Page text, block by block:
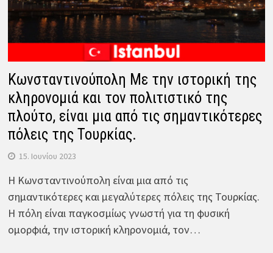
Κωνσταντινούπολη Με την ιστορική της
κληρονομιά και τον πολιτιστικό της
πλούτο, είναι μια από τις σημαντικότερες
πόλεις της Τουρκίας.
15. Ιουνίου 2023
Η Κωνσταντινούπολη είναι μια από τις
σημαντικότερες και μεγαλύτερες πόλεις της Τουρκίας.
Η πόλη είναι παγκοσμίως γνωστή για τη φυσική
ομορφιά, την ιστορική κληρονομιά, τον…